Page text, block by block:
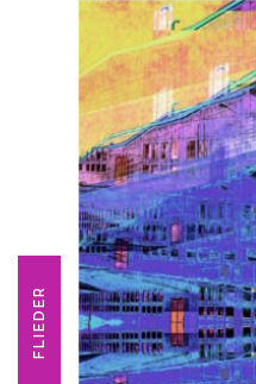
FLIEDER